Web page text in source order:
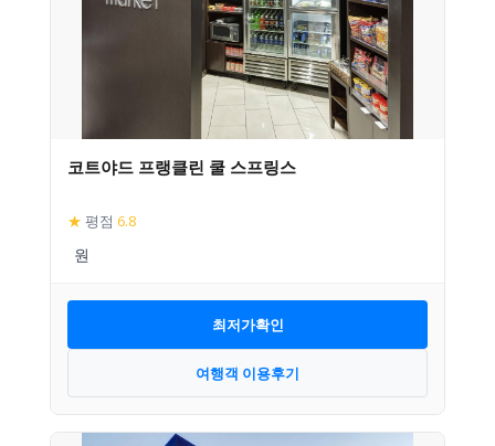
코트야드 프랭클린 쿨 스프링스
★ 평점 6.8
최저가확인
여행객 이용후기